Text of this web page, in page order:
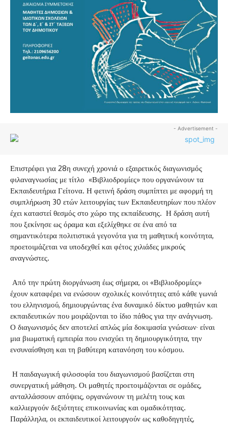
- Advertisement -
Επιστρέφει για 28η συνεχή χρονιά ο εξαιρετικός διαγωνισμός
φιλαναγνωσίας με τίτλο «Βιβλιοδρομίες» που οργανώνουν τα
Εκπαιδευτήρια Γείτονα. Η φετινή δράση συμπίπτει με αφορμή τη
συμπλήρωση 30 ετών λειτουργίας των Εκπαιδευτηρίων που πλέον
έχει καταστεί θεσμός στο χώρο της εκπαίδευσης. Η δράση αυτή
που ξεκίνησε ως όραμα και εξελίχθηκε σε ένα από τα
σημαντικότερα πολιτιστικά γεγονότα για τη μαθητική κοινότητα,
προετοιμάζεται να υποδεχθεί και φέτος χιλιάδες μικρούς
αναγνώστες.
Από την πρώτη διοργάνωση έως σήμερα, οι «Βιβλιοδρομίες»
έχουν καταφέρει να ενώσουν σχολικές κοινότητες από κάθε γωνιά
του ελληνισμού, δημιουργώντας ένα δυναμικό δίκτυο μαθητών και
εκπαιδευτικών που μοιράζονται το ίδιο πάθος για την ανάγνωση.
Ο διαγωνισμός δεν αποτελεί απλώς μία δοκιμασία γνώσεων· είναι
μια βιωματική εμπειρία που ενισχύει τη δημιουργικότητα, την
ενσυναίσθηση και τη βαθύτερη κατανόηση του κόσμου.
Η παιδαγωγική φιλοσοφία του διαγωνισμού βασίζεται στη
συνεργατική μάθηση. Οι μαθητές προετοιμάζονται σε ομάδες,
ανταλλάσσουν απόψεις, οργανώνουν τη μελέτη τους και
καλλιεργούν δεξιότητες επικοινωνίας και ομαδικότητας.
Παράλληλα, οι εκπαιδευτικοί λειτουργούν ως καθοδηγητές,